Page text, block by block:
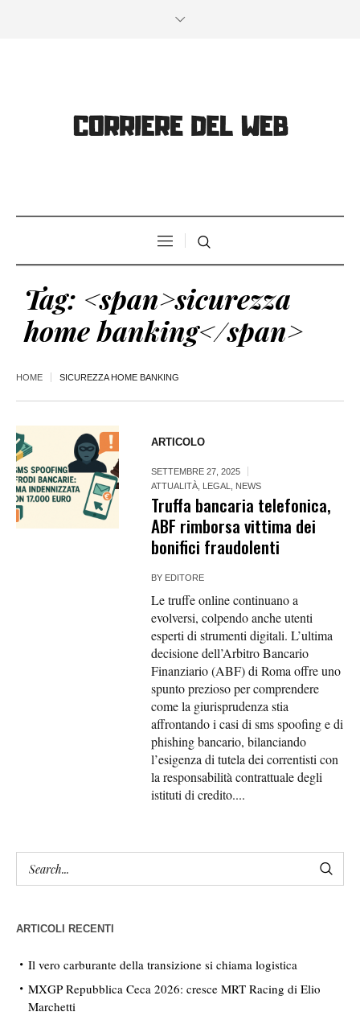
Tag: <span>sicurezza
home banking</span>
HOME SICUREZZA HOME BANKING
ARTICOLO
SETTEMBRE 27, 2025
ATTUALITÀ LEGAL NEWS
Truffa bancaria telefonica,
ABF rimborsa vittima dei
bonifici fraudolenti
BY EDITORE
Le truffe online continuano a
evolversi, colpendo anche utenti
esperti di strumenti digitali. L’ultima
decisione dell’Arbitro Bancario
Finanziario (ABF) di Roma offre uno
spunto prezioso per comprendere
come la giurisprudenza stia
affrontando i casi di sms spoofing e di
phishing bancario, bilanciando
l’esigenza di tutela dei correntisti con
la responsabilità contrattuale degli
istituti di credito....
ARTICOLI RECENTI
Il vero carburante della transizione si chiama logistica
MXGP Repubblica Ceca 2026: cresce MRT Racing di Elio
Marchetti